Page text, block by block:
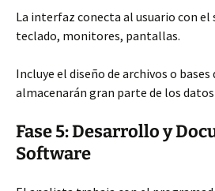
La interfaz conecta al usuario con
teclado, monitores, pantallas.
Incluye el diseño de archivos o bases
almacenarán gran parte de los
Fase 5: Desarrollo y
Software